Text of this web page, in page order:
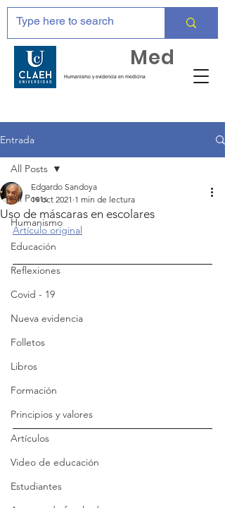
Humanismo y evidencia en medicina
Med
Entrada
All Posts
Humanismo
Educación
Reflexiones
Covid - 19
Nueva evidencia
Folletos
Libros
Formación
Principios y valores
Artículos
Video de educación
Estudiantes
All Posts
Uso de máscaras en escolares
Edgardo Sandoya
19 oct 2021 1 min de lectura
Artículo original